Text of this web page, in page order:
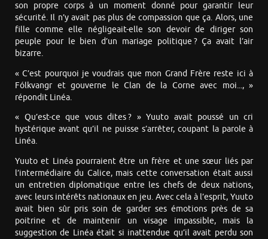
son propre corps à un moment donné pour garantir leur
sécurité. Il n’y avait pas plus de compassion que ça. Alors, une
fille comme elle négligeait-elle son devoir de diriger son
peuple pour le bien d’un mariage politique ? Ça avait l’air
bizarre.
« C’est pourquoi je voudrais que mon Grand Frère reste ici à
Fólkvangr et gouverne le Clan de la Corne avec moi..., »
répondit Linéa.
« Qu’est-ce que vous dites ? » Yuuto avait poussé un cri
hystérique avant qu’il ne puisse s’arrêter, coupant la parole à
Linéa.
Yuuto et Linéa pourraient être un frère et une sœur liés par
l’intermédiaire du Calice, mais cette conversation était aussi
un entretien diplomatique entre les chefs de deux nations,
avec leurs intérêts nationaux en jeu. Avec cela à l’esprit, Yuuto
avait bien sûr pris soin de garder ses émotions près de sa
poitrine et de maintenir un visage impassible, mais la
suggestion de Linéa était si inattendue qu’il avait perdu son